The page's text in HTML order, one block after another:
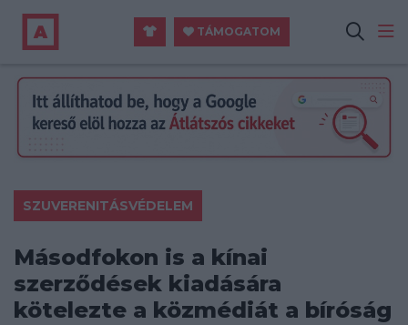
TÁMOGATOM
SZUVERENITÁSVÉDELEM
Másodfokon is a kínai
szerződések kiadására
kötelezte a közmédiát a bíróság